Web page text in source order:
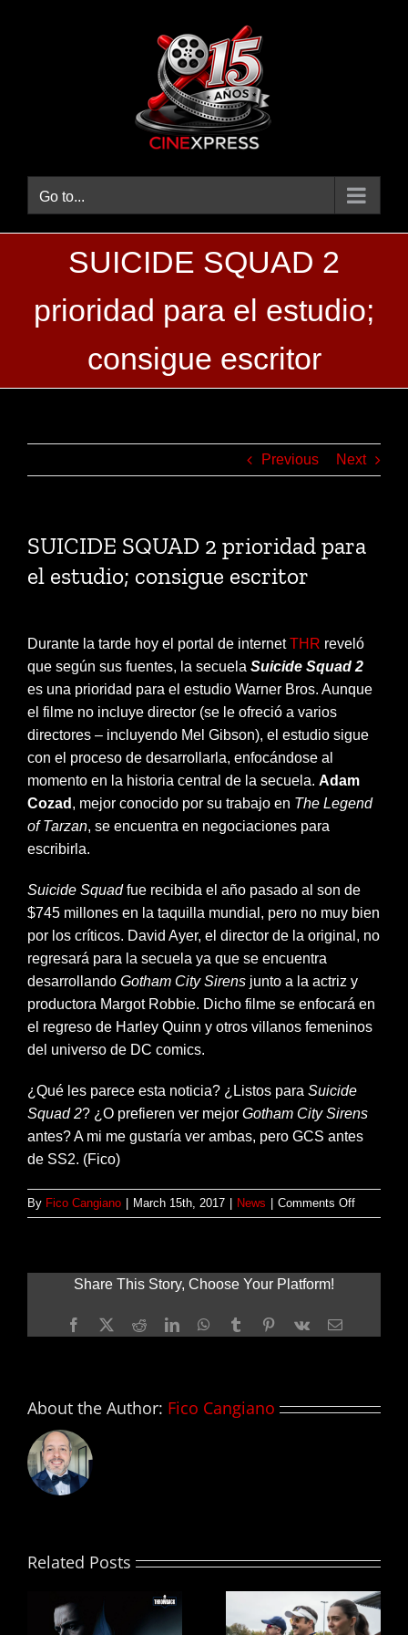
Go to...
SUICIDE SQUAD 2
prioridad para el estudio;
consigue escritor
Previous Next
SUICIDE SQUAD 2 prioridad para
el estudio; consigue escritor
Durante la tarde hoy el portal de internetTHR reveló
que según sus fuentes, la secuela Suicide Squad 2
es una prioridad para el estudio Warner Bros. Aunque
el filme no incluye director (se le ofreció a varios
directores – incluyendo Mel Gibson), el estudio sigue
con el proceso de desarrollarla, enfocándose al
momento en la historia central de la secuela. Adam
Cozad , mejor conocido por su trabajo en The Legend
of Tarzan, se encuentra en negociaciones para
escribirla.
Suicide Squadfue recibida el año pasado al son de
$745 millones en la taquilla mundial, pero no muy bien
por los críticos. David Ayer, el director de la original, no
regresará para la secuela ya que se encuentra
desarrollando Gotham City Sirens junto a la actriz y
productora Margot Robbie. Dicho filme se enfocará en
el regreso de Harley Quinn y otros villanos femeninos
del universo de DC comics.
¿Qué les parece esta noticia? ¿Listos para Suicide
Squad 2? ¿O prefieren ver mejor Gotham City Sirens
antes? A mi me gustaría ver ambas, pero GCS antes
de SS2. (Fico)
By Fico Cangiano March 15th, 2017 News Comments Offon
SUICIDE
prioridad
Share This Story, Choose Your Platform!
Facebook
X RedditLinkedInWhatsApp
TumblrPinterest
Vk Email
About the Author: Fico Cangiano
Related Posts